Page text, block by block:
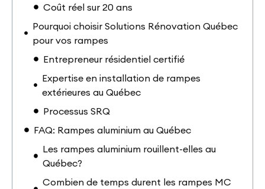
Coût réel sur 20 ans
Pourquoi choisir Solutions Rénovation Québec
pour vos rampes
Entrepreneur résidentiel certifié
Expertise en installation de rampes
extérieures au Québec
Processus SRQ
FAQ: Rampes aluminium au Québec
Les rampes aluminium rouillent-elles au
Québec?
Combien de temps durent les rampes MC